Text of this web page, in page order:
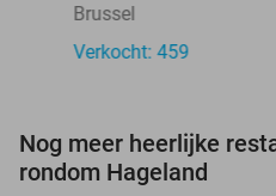
Brussel
Verkocht: 459
Nog meer heerlijke
rondom Hageland